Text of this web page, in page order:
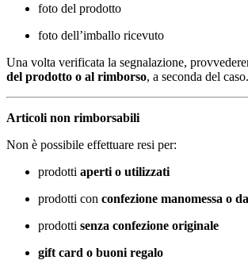
foto del prodotto
foto dell’imballo ricevuto
Una volta verificata la segnalazione,
del prodotto o al rimborso, a seconda del caso.
Articoli non rimborsabili
Non è possibile effettuare resi per:
prodotti aperti o utilizzati
prodotti con confezione manomessa o
prodotti senza confezione originale
gift card o buoni regalo